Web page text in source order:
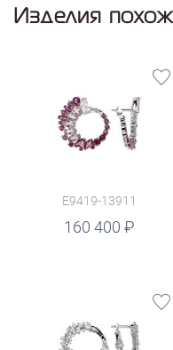
Изделия
E9419-13911
160 400
руб.